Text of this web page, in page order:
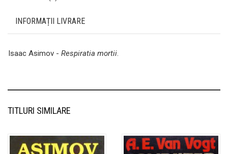
INFORMAȚII LIVRARE
Isaac Asimov - Respiratia mortii.
TITLURI SIMILARE